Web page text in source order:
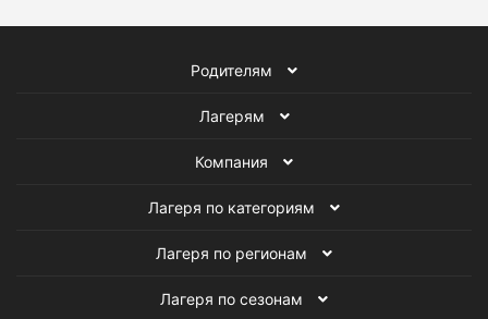
Родителям
Лагерям
Компания
Лагеря по категориям
Лагеря по регионам
Лагеря по сезонам